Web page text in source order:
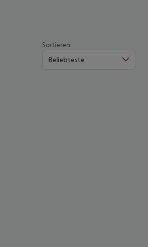
Sortieren:
Beliebteste